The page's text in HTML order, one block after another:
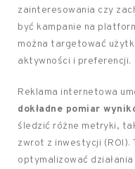
zainteresowania czy
być kampanie na
można targetować
aktywności i preferencji.
Reklama internetowa
dokładne pomiar
śledzić różne metryki,
zwrot z inwestycji (ROI).
optymalizować